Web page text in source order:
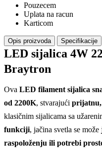
Pouzecem
Uplata na racun
Karticom
Opis proizvoda Specifikacije
LED sijalica 4W
Braytron
Ova LED filament sijalica
od 2200K, stvarajući prijatnu,
klasičnim sijalicama sa
funkciji, jačina svetla se može
raspoloženju ili potrebi